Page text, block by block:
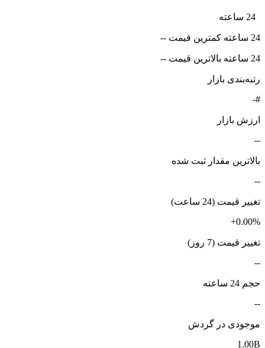
24 ساعته
24 ساعته کمترین قیمت --
24 ساعته بالاترین قیمت --
رتبه‌بندی بازار
#-
ارزش بازار
--
بالاترین مقدار ثبت شده
--
تغییر قیمت (24 ساعت)
+0.00%
تغییر قیمت (7 روز)
--
حجم 24 ساعته
--
موجودی در گردش
1.00B